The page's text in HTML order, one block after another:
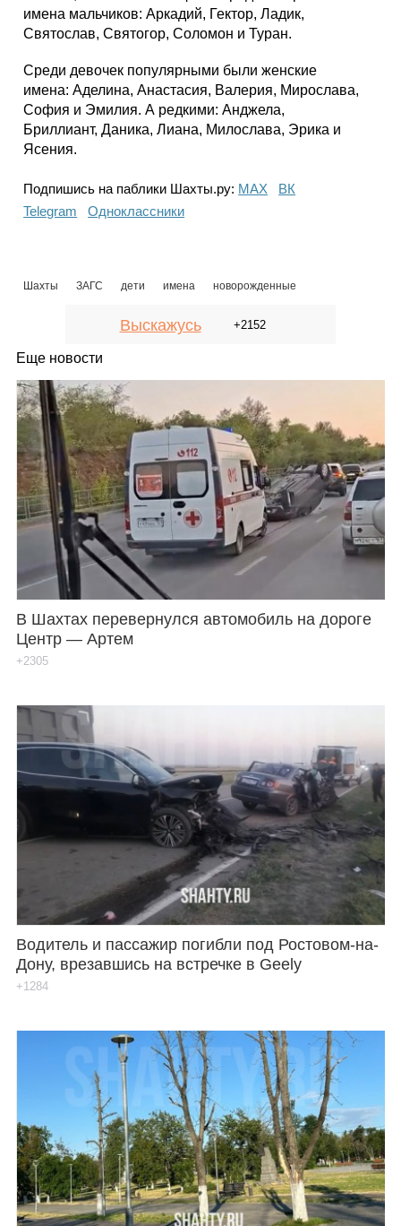
имена мальчиков: Аркадий, Гектор, Ладик,
Святослав, Святогор, Соломон и Туран.
Среди девочек популярными были женские
имена: Аделина, Анастасия, Валерия, Мирослава,
София и Эмилия. А редкими: Анджела,
Бриллиант, Даника, Лиана, Милослава, Эрика и
Ясения.
Подпишись на паблики Шахты.ру: МАХ
ВК
Telegram
Одноклассники
Шахты ЗАГС дети имена новорожденные
Выскажусь +2152
Еще новости
В Шахтах перевернулся автомобиль на дороге
Центр — Артем
+2305
Водитель и пассажир погибли под Ростовом-на-
Дону, врезавшись на встречке в Geely
+1284